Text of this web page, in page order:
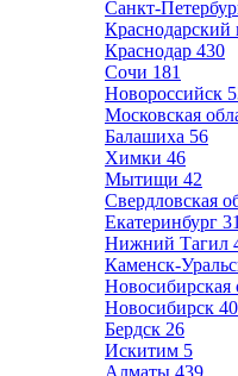
Санкт-
Краснодарский
Краснодар 430
Сочи 181
Новороссийск
Московская
Балашиха 56
Химки 46
Мытищи 42
Свердловская
Екатеринбург
Нижний Тагил
Каменск-
Новосибирская
Новосибирск
Бердск 26
Искитим 5
Алматы 439